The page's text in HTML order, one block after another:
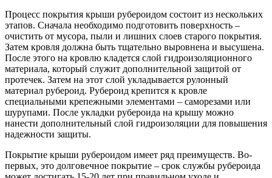
Процесс покрытия крыши рубероидом состоит из нескольких
этапов. Сначала необходимо подготовить поверхность –
очистить от мусора, пыли и лишних слоев старого покрытия.
Затем кровля должна быть тщательно выровнена и высушена.
После этого на кровлю кладется слой гидроизоляционного
материала, который служит дополнительной защитой от
протечек. Затем на этот слой укладывается рулонный
материал рубероид. Рубероид крепится к кровле
специальными крепежными элементами – саморезами или
шурупами. После укладки рубероида на крышу можно
нанести дополнительный слой гидроизоляции для повышения
надежности защиты.
Покрытие крыши рубероидом имеет ряд преимуществ. Во-
первых, это долговечное покрытие – срок службы рубероида